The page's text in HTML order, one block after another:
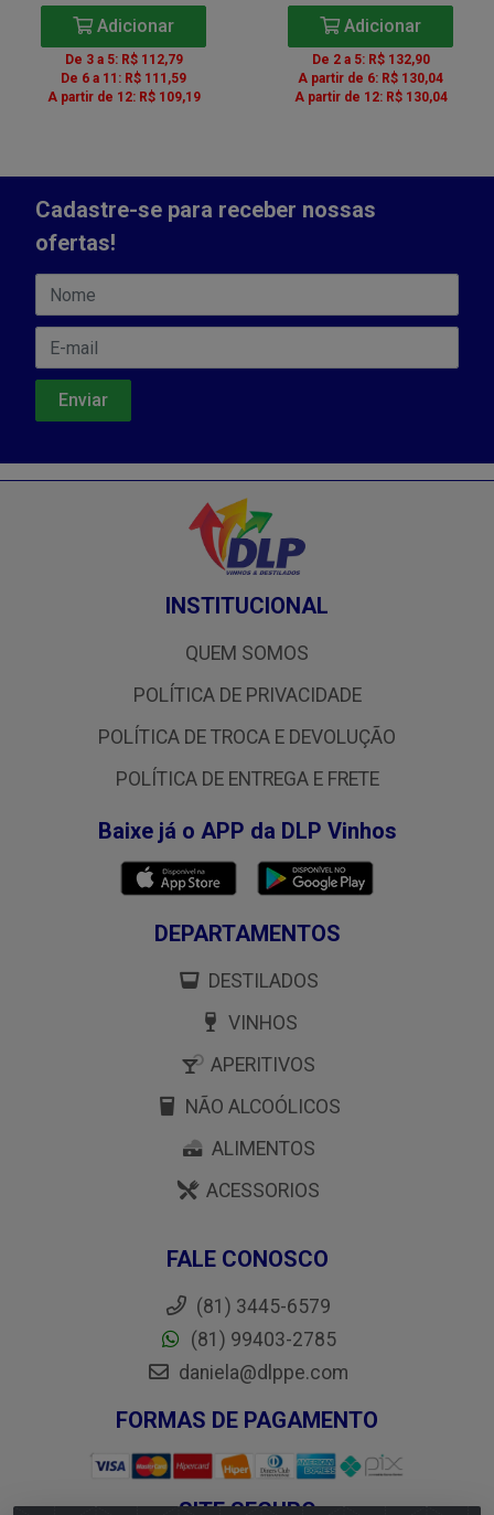
Adicionar
De 3 a 5: R$ 112,79
De 6 a 11: R$ 111,59
A partir de 12: R$ 109,19
Adicionar
De 2 a 5: R$ 132,90
A partir de 6: R$ 130,04
A partir de 12: R$ 130,04
Cadastre-se para receber nossas
ofertas!
INSTITUCIONAL
QUEM SOMOS
POLÍTICA DE PRIVACIDADE
POLÍTICA DE TROCA E DEVOLUÇÃO
POLÍTICA DE ENTREGA E FRETE
Baixe já o APP da DLP Vinhos
DEPARTAMENTOS
DESTILADOS
VINHOS
APERITIVOS
NÃO ALCOÓLICOS
ALIMENTOS
ACESSORIOS
FALE CONOSCO
(81) 3445-6579
(81) 99403-2785
daniela@dlppe.com
FORMAS DE PAGAMENTO